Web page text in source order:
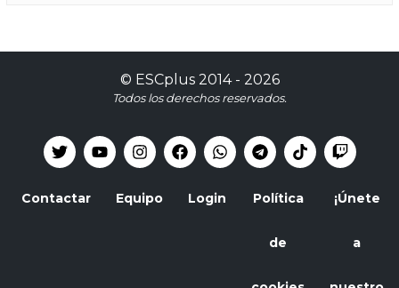
© ESCplus2014 - 2026
Todos los derechos reservados.
Contactar Equipo Login Política
de
¡Únete
a